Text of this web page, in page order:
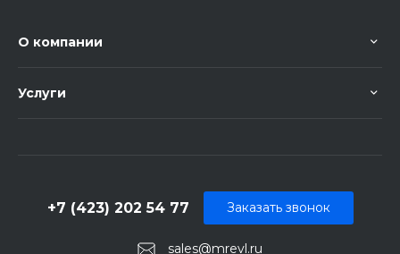
О компании
Услуги
sales@mrevl.ru
+7 (423) 202 54 77 Заказать звонок